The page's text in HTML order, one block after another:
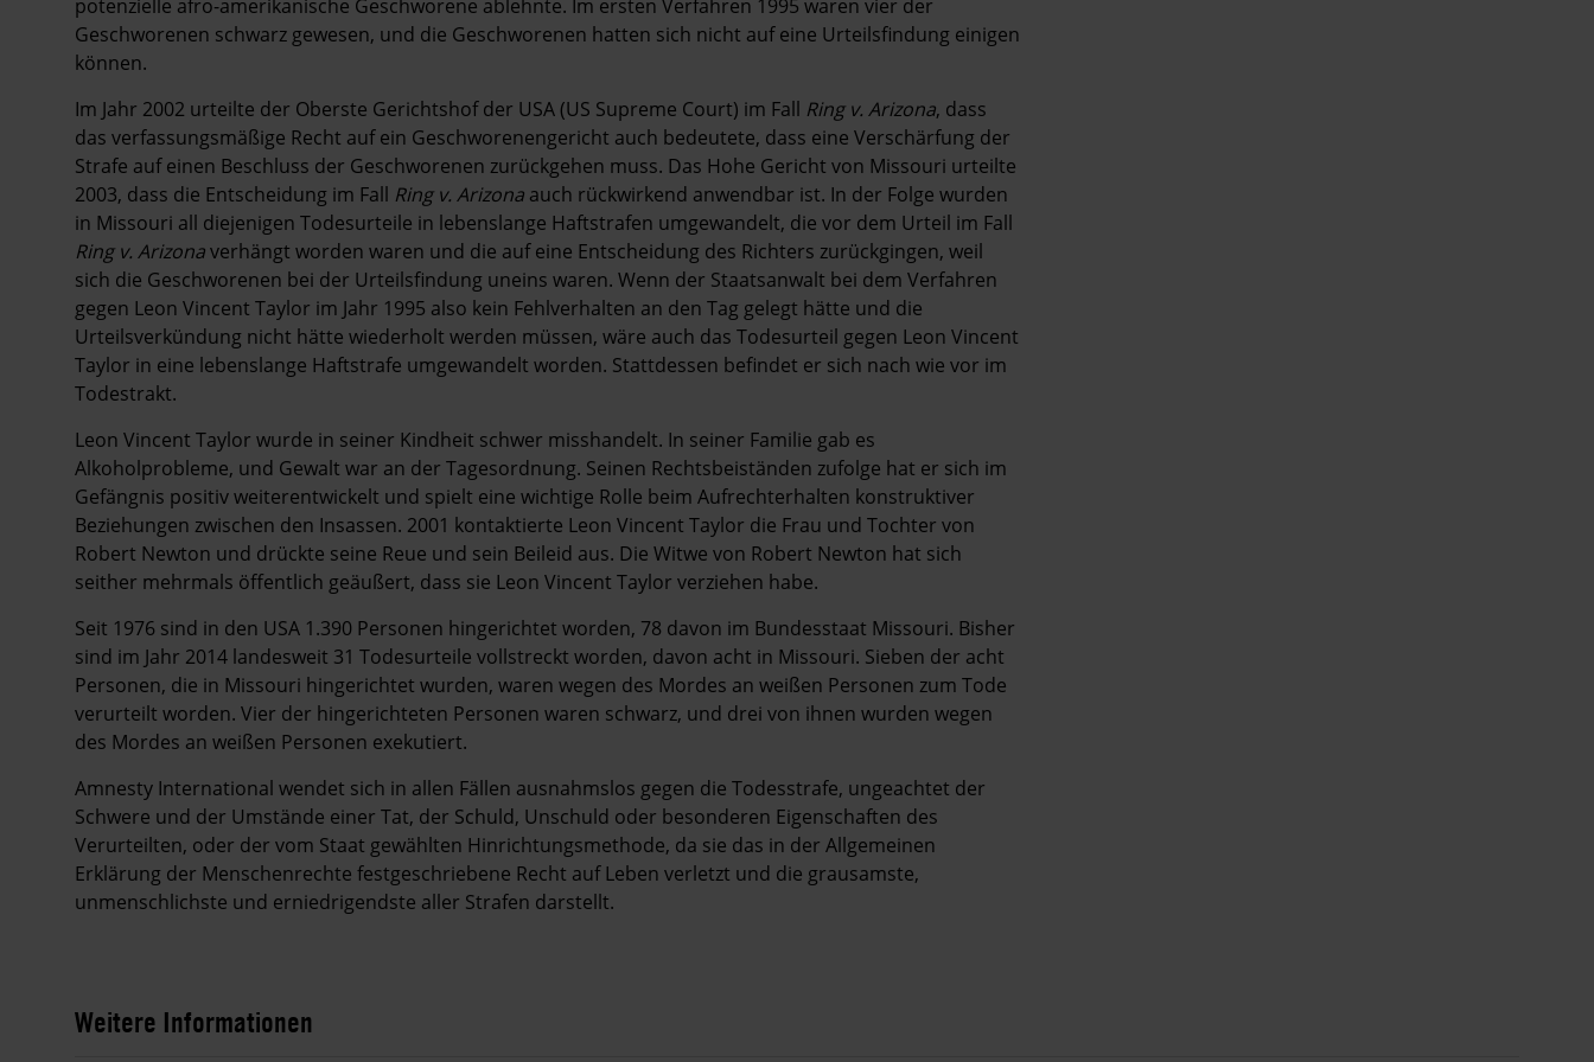
potenzielle afro-amerikanische Geschworene ablehnte. Im ersten Verfahren 1995 waren vier der
Geschworenen schwarz gewesen, und die Geschworenen hatten sich nicht auf eine Urteilsfindung einigen
können.
Im Jahr 2002 urteilte der Oberste Gerichtshof der USA (US Supreme Court) im Fall Ring v. Arizona, dass
das verfassungsmäßige Recht auf ein Geschworenengericht auch bedeutete, dass eine Verschärfung der
Strafe auf einen Beschluss der Geschworenen zurückgehen muss. Das Hohe Gericht von Missouri urteilte
2003, dass die Entscheidung im Fall Ring v. Arizona auch rückwirkend anwendbar ist. In der Folge wurden
in Missouri all diejenigen Todesurteile in lebenslange Haftstrafen umgewandelt, die vor dem Urteil im Fall
Ring v. Arizonaverhängt worden waren und die auf eine Entscheidung des Richters zurückgingen, weil
sich die Geschworenen bei der Urteilsfindung uneins waren. Wenn der Staatsanwalt bei dem Verfahren
gegen Leon Vincent Taylor im Jahr 1995 also kein Fehlverhalten an den Tag gelegt hätte und die
Urteilsverkündung nicht hätte wiederholt werden müssen, wäre auch das Todesurteil gegen Leon Vincent
Taylor in eine lebenslange Haftstrafe umgewandelt worden. Stattdessen befindet er sich nach wie vor im
Todestrakt.
Leon Vincent Taylor wurde in seiner Kindheit schwer misshandelt. In seiner Familie gab es
Alkoholprobleme, und Gewalt war an der Tagesordnung. Seinen Rechtsbeiständen zufolge hat er sich im
Gefängnis positiv weiterentwickelt und spielt eine wichtige Rolle beim Aufrechterhalten konstruktiver
Beziehungen zwischen den Insassen. 2001 kontaktierte Leon Vincent Taylor die Frau und Tochter von
Robert Newton und drückte seine Reue und sein Beileid aus. Die Witwe von Robert Newton hat sich
seither mehrmals öffentlich geäußert, dass sie Leon Vincent Taylor verziehen habe.
Seit 1976 sind in den USA 1.390 Personen hingerichtet worden, 78 davon im Bundesstaat Missouri. Bisher
sind im Jahr 2014 landesweit 31 Todesurteile vollstreckt worden, davon acht in Missouri. Sieben der acht
Personen, die in Missouri hingerichtet wurden, waren wegen des Mordes an weißen Personen zum Tode
verurteilt worden. Vier der hingerichteten Personen waren schwarz, und drei von ihnen wurden wegen
des Mordes an weißen Personen exekutiert.
Amnesty International wendet sich in allen Fällen ausnahmslos gegen die Todesstrafe, ungeachtet der
Schwere und der Umstände einer Tat, der Schuld, Unschuld oder besonderen Eigenschaften des
Verurteilten, oder der vom Staat gewählten Hinrichtungsmethode, da sie das in der Allgemeinen
Erklärung der Menschenrechte festgeschriebene Recht auf Leben verletzt und die grausamste,
unmenschlichste und erniedrigendste aller Strafen darstellt.
Weitere Informationen